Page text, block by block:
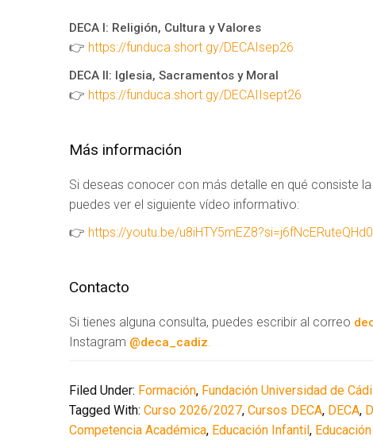
DECA I: Religión, Cultura y Valores
👉 https://funduca.short.gy/DECAIsep26
DECA II: Iglesia, Sacramentos y Moral
👉 https://funduca.short.gy/DECAIIsept26
Más información
Si deseas conocer con más detalle en qué consiste
puedes ver el siguiente vídeo informativo:
👉 https://youtu.be/
Contacto
Si tienes alguna consulta, puedes escribir al correo
Instagram @deca_cadiz
Filed Under: Formación, Fundación Universidad de
Tagged With: Curso 2026/2027, Cursos DECA, DECA,
Competencia Académica, Educación Infantil,